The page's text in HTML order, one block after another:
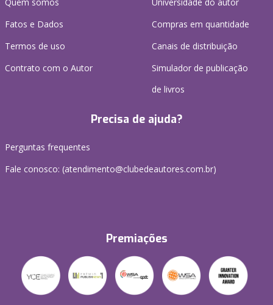
Quem somos
Fatos e Dados
Termos de uso
Contrato com o Autor
Universidade do autor
Compras em quantidade
Canais de distribuição
Simulador de publicação
de livros
Precisa de ajuda?
Perguntas frequentes
Fale conosco: (atendimento@clubedeautores.com.br)
Premiações